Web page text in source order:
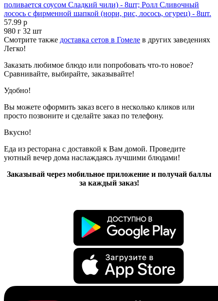
поливается соусом Сладкий чили) - 8шт; Ролл Сливочный
лосось с фирменной шапкой (нори, рис, лосось, огурец) - 8шт.
57.99 р
980 г 32 шт
Смотрите также доставка сетов в Гомеле в других заведениях
Легко!
Заказать любимое блюдо или попробовать что-то новое?
Сравнивайте, выбирайте, заказывайте!
Удобно!
Вы можете оформить заказ всего в несколько кликов или
просто позвоните и сделайте заказ по телефону.
Вкусно!
Еда из ресторана с доставкой к Вам домой. Проведите
уютный вечер дома наслаждаясь лучшими блюдами!
Заказывай через мобильное приложение и получай баллы
за каждый заказ!